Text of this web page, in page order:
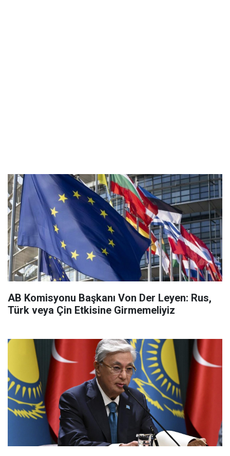
AB Komisyonu Başkanı Von Der Leyen: Rus,
Türk veya Çin Etkisine Girmemeliyiz